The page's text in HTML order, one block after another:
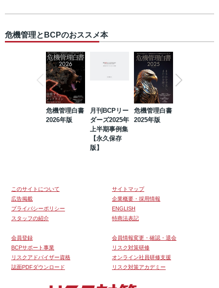
危機管理とBCPのおススメ本
危機管理白書
2026年版
月刊BCPリー
ダーズ2025年
上半期事例集
【永久保存
版】
危機管理白書
2025年版
このサイトについて
サイトマップ
広告掲載
企業概要・採用情報
プライバシーポリシー
ENGLISH
スタッフの紹介
特商法表記
会員登録
会員情報変更・確認・退会
BCPサポート事業
リスク対策研修
リスクアドバイザー資格
オンライン社員研修支援
誌面PDFダウンロード
リスク対策アカデミー